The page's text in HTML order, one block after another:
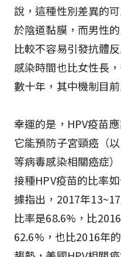
說，這種性別差異的
於陰道黏膜，而男性
比較不容易引發抗體
感染時間也比女性長
數十年，其中機制目
幸運的是，HPV疫苗
它能預防子宮頸癌（
等病毒感染相關癌症
接種HPV疫苗的比率
據指出，2017年
比率是68.6%，比
62.6%，也比2016年